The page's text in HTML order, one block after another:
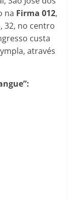
na Firma 012,
32, no centro
custa
através